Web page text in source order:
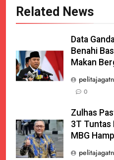
Related News
Data
Benahi
Makan
0
Zulhas
3T Tuntas
MBG